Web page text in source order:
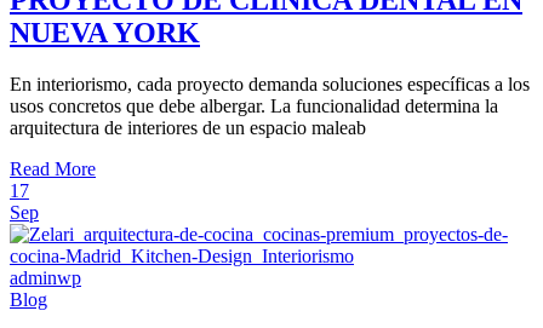
NUEVA YORK
En interiorismo, cada proyecto demanda soluciones específicas a los
usos concretos que debe albergar. La funcionalidad determina la
arquitectura de interiores de un espacio maleab
Read More
17
Sep
adminwp
Blog